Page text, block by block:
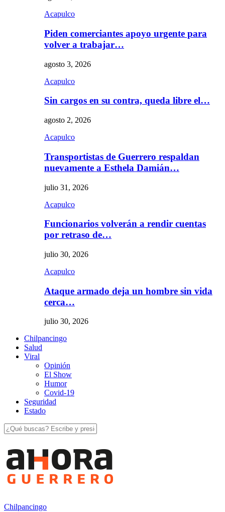
Acapulco
Piden comerciantes apoyo urgente para
volver a trabajar…
agosto 3, 2026
Acapulco
Sin cargos en su contra, queda libre el…
agosto 2, 2026
Acapulco
Transportistas de Guerrero respaldan
nuevamente a Esthela Damián…
julio 31, 2026
Acapulco
Funcionarios volverán a rendir cuentas
por retraso de…
julio 30, 2026
Acapulco
Ataque armado deja un hombre sin vida
cerca…
julio 30, 2026
Chilpancingo
Salud
Viral
Opinión
El Show
Humor
Covid-19
Seguridad
Estado
Chilpancingo